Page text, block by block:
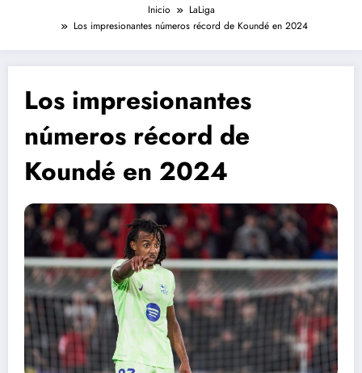
Inicio
LaLiga
Los impresionantes números récord de Koundé en 2024
Los impresionantes
números récord de
Koundé en 2024